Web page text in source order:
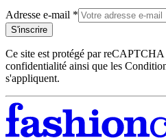
Adresse e-mail *
S'inscrire
Ce site est protégé par
confidentialité ainsi que les
s'appliquent.